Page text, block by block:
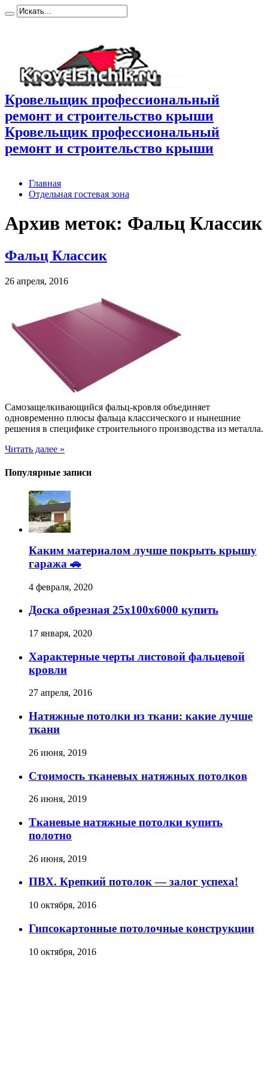
Кровельщик профессиональный
ремонт и строительство крыши
Кровельщик профессиональный
ремонт и строительство крыши
Главная
Отдельная гостевая зона
Архив меток: Фальц Классик
Фальц Классик
26 апреля, 2016
Самозащелкивающийся фальц-кровля объединяет
одновременно плюсы фальца классического и нынешние
решения в специфике строительного производства из металла.
Читать далее »
Популярные записи
Каким материалом лучше покрыть крышу
гаража 🚗
4 февраля, 2020
Доска обрезная 25х100х6000 купить
17 января, 2020
Характерные черты листовой фальцевой
кровли
27 апреля, 2016
Натяжные потолки из ткани: какие лучше
ткани
26 июня, 2019
Стоимость тканевых натяжных потолков
26 июня, 2019
Тканевые натяжные потолки купить
полотно
26 июня, 2019
ПВХ. Крепкий потолок — залог успеха!
10 октября, 2016
Гипсокартонные потолочные конструкции
10 октября, 2016